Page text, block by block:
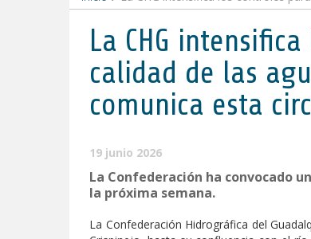
La CHG
calidad de las
comunica esta
19 junio 2026
La Confederación ha convocado
la próxima semana.
La Confederación Hidrográfica del